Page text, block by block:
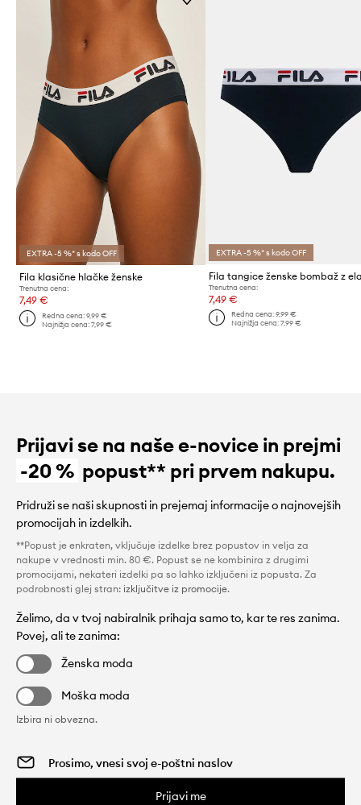
EXTRA -5 %* s kodo OFF
Fila klasične hlačke ženske
Trenutna cena:
7,49 €
Redna cena:9,99 €
Najnižja cena:7,99 €
EXTRA -5 %* s kodo OFF
Trenutna cena:
7,49 €
Redna cena: 9,99 €
Najnižja cena: 7,99 €
Prijavi se na naše e-novice in prejmi
-20 % popust** pri prvem nakupu.
Pridruži se naši skupnosti in prejemaj informacije o najnovejših
promocijah in izdelkih.
**Popust je enkraten, vključuje izdelke brez popustov in velja za
nakupe v vrednosti min. 80 €. Popust se ne kombinira z drugimi
promocijami, nekateri izdelki pa so lahko izključeni iz popusta. Za
podrobnosti glej stran: izključitve iz promocije.
Želimo, da v tvoj nabiralnik prihaja samo to, kar te res zanima.
Povej, ali te zanima:
Ženska moda
Moška moda
Izbira ni obvezna.
Prijavi me